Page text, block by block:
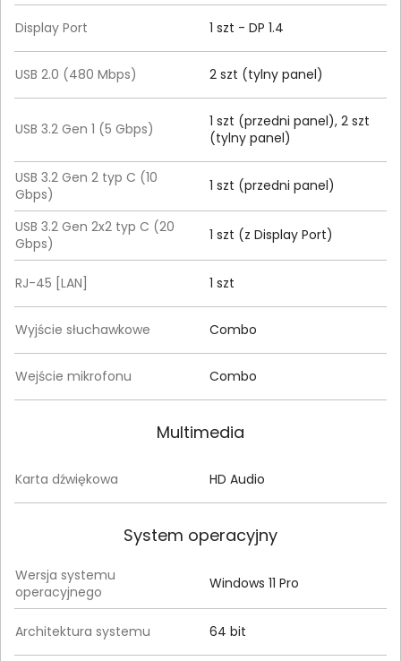
Display Port 1 szt - DP 1.4
USB 2.0 (480 Mbps) 2 szt (tylny panel)
USB 3.2 Gen 1 (5 Gbps)
1 szt (przedni panel), 2 szt
(tylny panel)
USB 3.2 Gen 2 typ C (10
Gbps)
1 szt (przedni panel)
USB 3.2 Gen 2x2 typ C (20
Gbps)
1 szt (z Display Port)
RJ-45 [LAN] 1 szt
Wyjście słuchawkowe Combo
Wejście mikrofonu Combo
Multimedia
Karta dźwiękowa HD Audio
System operacyjny
Wersja systemu
operacyjnego
Windows 11 Pro
Architektura systemu 64 bit